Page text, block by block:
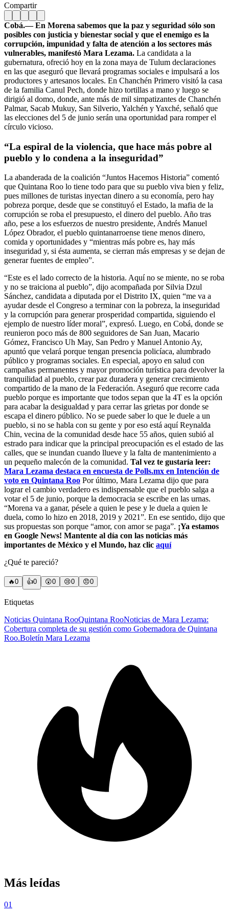
Compartir
Cobá.— En Morena sabemos que la paz y seguridad sólo son
posibles con justicia y bienestar social y que el enemigo es la
corrupción, impunidad y falta de atención a los sectores más
vulnerables, manifestó Mara Lezama. La candidata a la
gubernatura, ofreció hoy en la zona maya de Tulum declaraciones
en las que aseguró que llevará programas sociales e impulsará a los
productores y artesanos locales. En Chanchén Primero visitó la casa
de la familia Canul Pech, donde hizo tortillas a mano y luego se
dirigió al domo, donde, ante más de mil simpatizantes de Chanchén
Palmar, Sacab Mukuy, San Silverio, Yalchén y Yaxché, señaló que
las elecciones del 5 de junio serán una oportunidad para romper el
círculo vicioso.
“La espiral de la violencia, que hace más pobre al
pueblo y lo condena a la inseguridad”
La abanderada de la coalición “Juntos Hacemos Historia” comentó
que Quintana Roo lo tiene todo para que su pueblo viva bien y feliz,
pues millones de turistas inyectan dinero a su economía, pero hay
pobreza porque, desde que se constituyó el Estado, la mafia de la
corrupción se roba el presupuesto, el dinero del pueblo. Año tras
año, pese a los esfuerzos de nuestro presidente, Andrés Manuel
López Obrador, el pueblo quintanarroense tiene menos dinero,
comida y oportunidades y “mientras más pobre es, hay más
inseguridad y, si ésta aumenta, se cierran más empresas y se dejan de
generar fuentes de empleo”.
“Este es el lado correcto de la historia. Aquí no se miente, no se roba
y no se traiciona al pueblo”, dijo acompañada por Silvia Dzul
Sánchez, candidata a diputada por el Distrito IX, quien “me va a
ayudar desde el Congreso a terminar con la pobreza, la inseguridad
y la corrupción para generar prosperidad compartida, siguiendo el
ejemplo de nuestro líder moral”, expresó. Luego, en Cobá, donde se
reunieron poco más de 800 seguidores de San Juan, Macario
Gómez, Francisco Uh May, San Pedro y Manuel Antonio Ay,
apuntó que velará porque tengan presencia policíaca, alumbrado
público y programas sociales. En especial, apoyo en salud con
campañas permanentes y mayor promoción turística para devolver la
tranquilidad al pueblo, crear paz duradera y generar crecimiento
compartido de la mano de la Federación. Aseguró que recorre cada
pueblo porque es importante que todos sepan que la 4T es la opción
para acabar la desigualdad y para cerrar las grietas por donde se
escapa el dinero público. No se puede saber lo que le duele a un
pueblo, si no se habla con su gente y por eso está aquí Reynalda
Chin, vecina de la comunidad desde hace 55 años, quien subió al
estrado para indicar que la principal preocupación es el estado de las
calles, que se inundan cuando llueve y la falta de mantenimiento a
un pequeño malecón de la comunidad. Tal vez te gustaría leer:
Mara Lezama destaca en encuesta de Polls.mx en Intención de
voto en Quintana Roo Por último, Mara Lezama dijo que para
lograr el cambio verdadero es indispensable que el pueblo salga a
votar el 5 de junio, porque la democracia se escribe en las urnas.
“Morena va a ganar, pésele a quien le pese y le duela a quien le
duela, como lo hizo en 2018, 2019 y 2021”. En ese sentido, dijo que
sus propuestas son porque “amor, con amor se paga”. ¡Ya estamos
en Google News! Mantente al día con las noticias más
importantes de México y el Mundo, haz clic aquí
¿Qué te pareció?
🔥0 👍0 😲0 😢0 😠0
Etiquetas
Noticias Quintana RooQuintana RooNoticias de Mara Lezama:
Cobertura completa de su gestión como Gobernadora de Quintana
Roo.Boletín Mara Lezama
Más leídas
01